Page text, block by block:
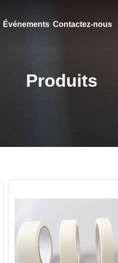
Événements Contactez-nous
Produits